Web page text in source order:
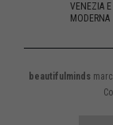
VENEZIA E
MODERNA
beautifulminds